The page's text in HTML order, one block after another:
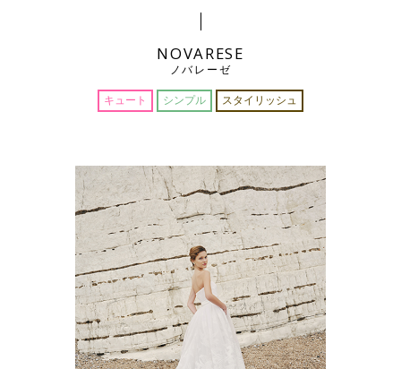
NOVARESE
ノバレーゼ
キュート シンプル スタイリッシュ